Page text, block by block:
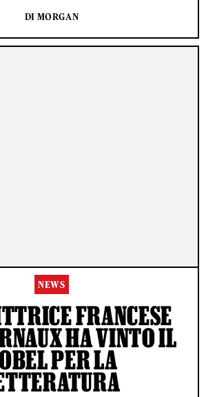
DI MORGAN
NEWS
FRANCESE
HA VINTO IL
PER LA